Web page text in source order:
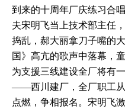
到来的十周年厂庆练习合
夫宋明飞当上技术部主任
捣乱，郝大丽拿刀子嘴的
国》高亢的歌声中落幕，
为支援三线建设全厂将有
――西川建厂，全厂职工
点燃，争相报名。宋明飞